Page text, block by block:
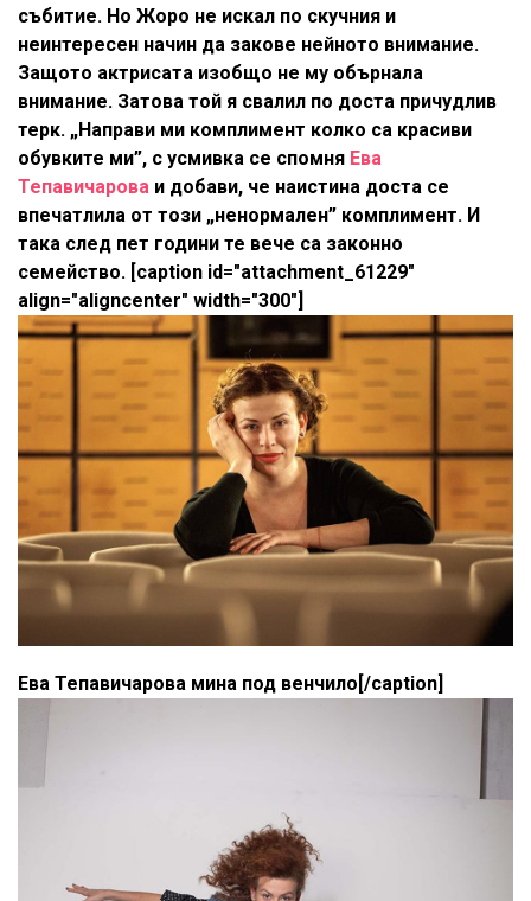
събитие. Но Жоро не искал по скучния и
неинтересен начин да закове нейното внимание.
Защото актрисата изобщо не му обърнала
внимание. Затова той я свалил по доста причудлив
терк. „Направи ми комплимент колко са красиви
обувките ми”, с усмивка се спомня Ева
Тепавичарова и добави, че наистина доста се
впечатлила от този „ненормален” комплимент. И
така след пет години те вече са законно
семейство. [caption id="attachment_61229"
align="aligncenter" width="300"]
Ева Тепавичарова мина под венчило[/caption]